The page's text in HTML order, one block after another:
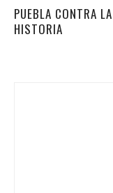
PUEBLA CONTRA LA
HISTORIA